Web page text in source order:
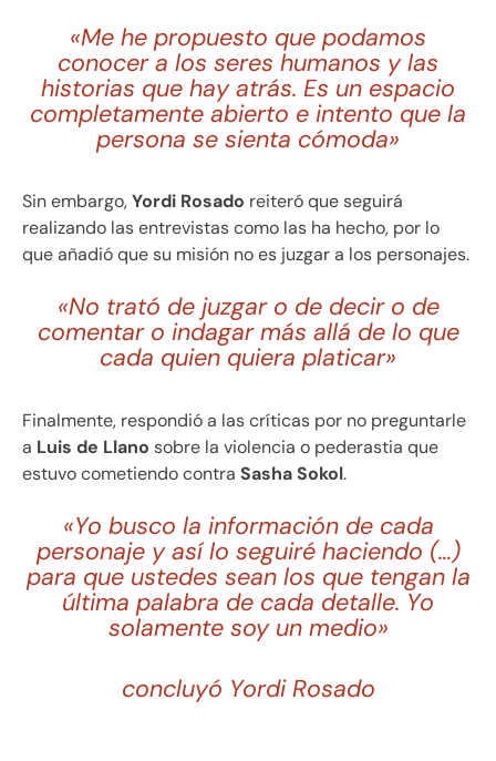
«Me he propuesto que podamos
conocer a los seres humanos y las
historias que hay atrás. Es un espacio
completamente abierto e intento que la
persona se sienta cómoda»
Sin embargo,Yordi Rosado reiteró que seguirá
realizando las entrevistas como las ha hecho, por lo
que añadió que su misión no es juzgar a los personajes.
«No trató de juzgar o de decir o de
comentar o indagar más allá de lo que
cada quien quiera platicar»
Finalmente, respondió a las críticas por no preguntarle
a Luis de Llano sobre la violencia o pederastia que
estuvo cometiendo contra Sasha Sokol.
«Yo busco la información de cada
personaje y así lo seguiré haciendo (…)
para que ustedes sean los que tengan la
última palabra de cada detalle. Yo
solamente soy un medio»
concluyó Yordi Rosado